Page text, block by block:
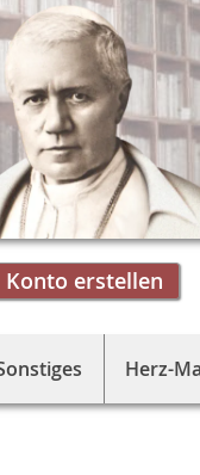
Konto erstellen
Herz-